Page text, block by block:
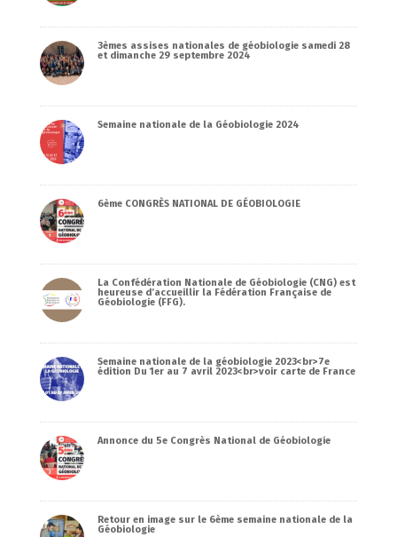
3èmes assises nationales de géobiologie samedi 28
et dimanche 29 septembre 2024
Semaine nationale de la Géobiologie 2024
6ème CONGRÈS NATIONAL DE GÉOBIOLOGIE
La Confédération Nationale de Géobiologie (CNG) est
heureuse d’accueillir la Fédération Française de
Géobiologie (FFG).
Semaine nationale de la géobiologie 2023<br>7e
édition Du 1er au 7 avril 2023<br>voir carte de France
Annonce du 5e Congrès National de Géobiologie
Retour en image sur le 6ème semaine nationale de la
Géobiologie